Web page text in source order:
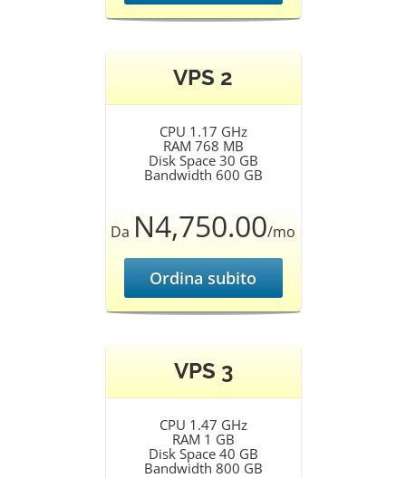
VPS 2
CPU 1.17 GHz
RAM 768 MB
Disk Space 30 GB
Bandwidth 600 GB
Da N4,750.00/mo
Ordina subito
VPS 3
CPU 1.47 GHz
RAM 1 GB
Disk Space 40 GB
Bandwidth 800 GB